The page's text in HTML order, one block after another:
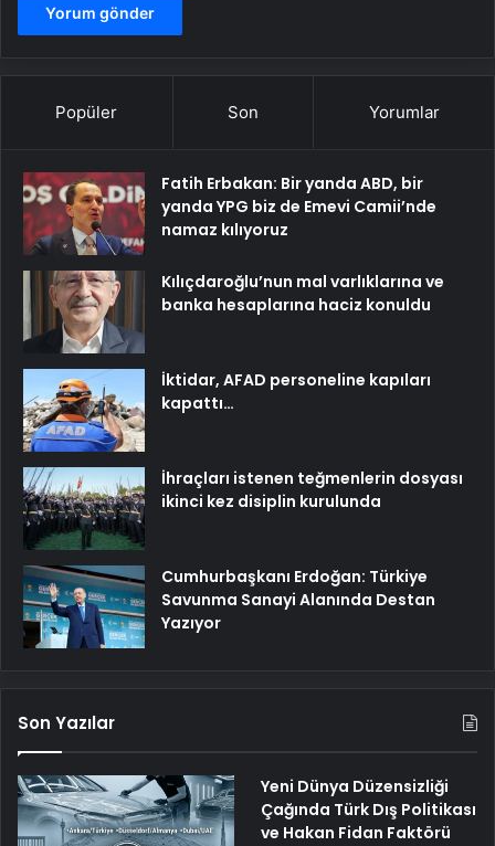
Popüler Son Yorumlar
Fatih Erbakan: Bir yanda ABD, bir
yanda YPG biz de Emevi Camii’nde
namaz kılıyoruz
Kılıçdaroğlu’nun mal varlıklarına ve
banka hesaplarına haciz konuldu
İktidar, AFAD personeline kapıları
kapattı…
İhraçları istenen teğmenlerin dosyası
ikinci kez disiplin kurulunda
Cumhurbaşkanı Erdoğan: Türkiye
Savunma Sanayi Alanında Destan
Yazıyor
Son Yazılar
Yeni Dünya Düzensizliği
Çağında Türk Dış Politikası
ve Hakan Fidan Faktörü